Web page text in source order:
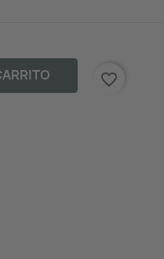
favorite_border